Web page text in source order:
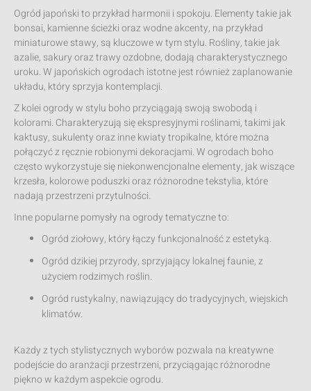
Ogród japoński to przykład harmonii i spokoju. Elementy takie jak
bonsai, kamienne ścieżki oraz wodne akcenty, na przykład
miniaturowe stawy, są kluczowe w tym stylu. Rośliny, takie jak
azalie, sakury oraz trawy ozdobne, dodają charakterystycznego
uroku. W japońskich ogrodach istotne jest również zaplanowanie
układu, który sprzyja kontemplacji.
Z kolei ogrody w stylu boho przyciągają swoją swobodą i
kolorami. Charakteryzują się ekspresyjnymi roślinami, takimi jak
kaktusy, sukulenty oraz inne kwiaty tropikalne, które można
połączyć z ręcznie robionymi dekoracjami. W ogrodach boho
często wykorzystuje się niekonwencjonalne elementy, jak wiszące
krzesła, kolorowe poduszki oraz różnorodne tekstylia, które
nadają przestrzeni przytulności.
Inne popularne pomysły na ogrody tematyczne to:
Ogród ziołowy, który łączy funkcjonalność z estetyką.
Ogród dzikiej przyrody, sprzyjający lokalnej faunie, z
użyciem rodzimych roślin.
Ogród rustykalny, nawiązujący do tradycyjnych, wiejskich
klimatów.
Każdy z tych stylistycznych wyborów pozwala na kreatywne
podejście do aranżacji przestrzeni, przyciągając różnorodne
piękno w każdym aspekcie ogrodu.